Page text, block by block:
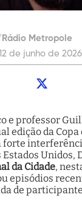
Metropole
de junho de
e professor
edição da
forte
Unidos,
da Cidade,
episódios
de